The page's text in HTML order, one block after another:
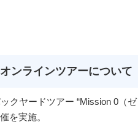
ンラインツアーについて
クヤードツアー “Mission 0（
を実施。